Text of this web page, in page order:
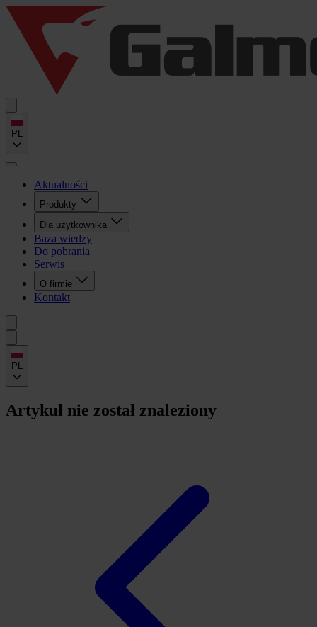
PL
Aktualności
Produkty
Dla użytkownika
Baza wiedzy
Do pobrania
Serwis
O firmie
Kontakt
PL
Artykuł nie został znaleziony